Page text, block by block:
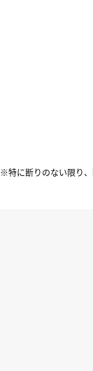
※特に断りのない限り